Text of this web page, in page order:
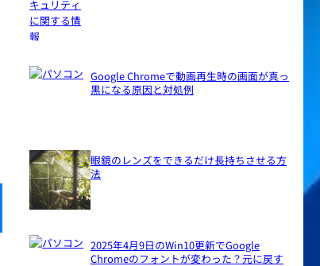
Google Chromeで動画再生時の画面が真っ
黒になる原因と対処例
眼鏡のレンズをできるだけ長持ちさせる方
法
2025年4月9日のWin10更新でGoogle
Chromeのフォントが変わった？元に戻す